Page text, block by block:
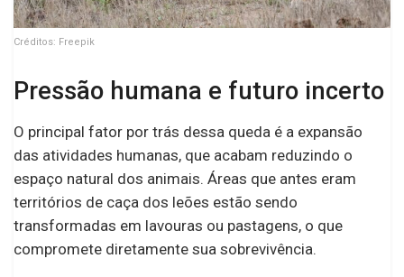
Créditos: Freepik
Pressão humana e futuro incerto
O principal fator por trás dessa queda é a expansão
das atividades humanas, que acabam reduzindo o
espaço natural dos animais. Áreas que antes eram
territórios de caça dos leões estão sendo
transformadas em lavouras ou pastagens, o que
compromete diretamente sua sobrevivência.